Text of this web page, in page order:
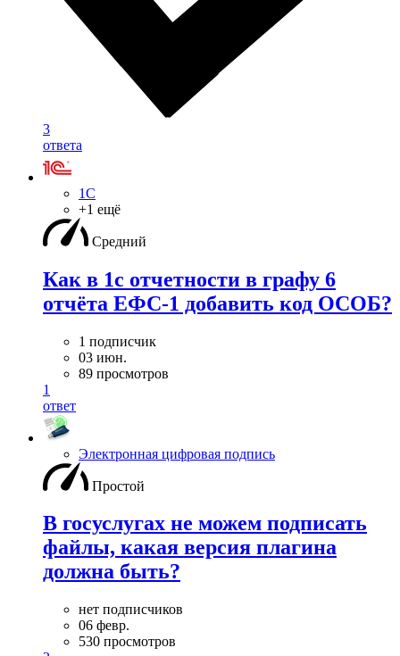
3
ответа
1С
+1 ещё
Средний
Как в 1с отчетности в графу 6
отчёта ЕФС-1 добавить код ОСОБ?
1 подписчик
03 июн.
89 просмотров
1
ответ
Электронная цифровая подпись
Простой
В госуслугах не можем подписать
файлы, какая версия плагина
должна быть?
нет подписчиков
06 февр.
530 просмотров